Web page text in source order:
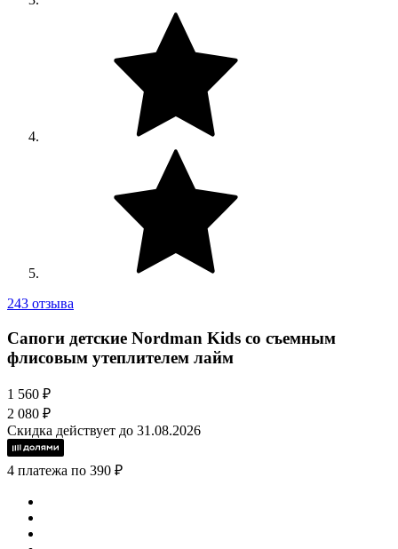
243 отзыва
Сапоги детские Nordman Kids со съемным
флисовым утеплителем лайм
1 560 ₽
2 080 ₽
Скидка действует до 31.08.2026
4 платежа по 390 ₽